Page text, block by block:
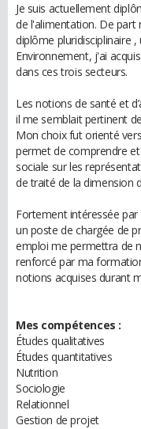
Je suis actuellement
de l'alimentation. De part
diplôme pluridisciplinaire
Environnement, j'ai
dans ces trois secteurs.
Les notions de santé et
il me semblait pertinent
Mon choix fut orienté
permet de comprendre et
sociale sur les
de traité de la dimension
Fortement intéressée
un poste de chargée de
emploi me permettra de
renforcé par ma
notions acquises durant
Mes compétences :
Études qualitatives
Études quantitatives
Nutrition
Sociologie
Relationnel
Gestion de projet